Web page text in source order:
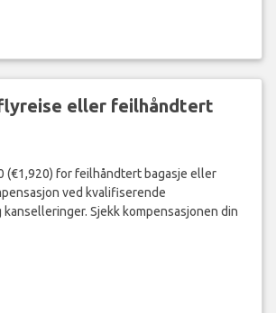
eller feilhåndtert
(€1,920) for feilhåndtert bagasje eller
ved kvalifiserende
Sjekk kompensasjonen din